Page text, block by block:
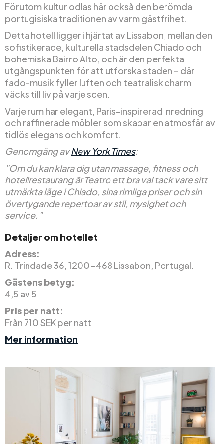
Förutom kultur odlas här också den berömda
portugisiska traditionen av varm gästfrihet.
Detta hotell ligger i hjärtat av Lissabon, mellan den
sofistikerade, kulturella stadsdelen Chiado och
bohemiska Bairro Alto, och är den perfekta
utgångspunkten för att utforska staden – där
fado-musik fyller luften och teatralisk charm
väcks till liv på varje scen.
Varje rum har elegant, Paris-inspirerad inredning
och raffinerade möbler som skapar en atmosfär av
tidlös elegans och komfort.
Genomgång avNew York Times:
”Om du kan klara dig utan massage, fitness och
hotellrestaurang är Teatro ett bra val tack vare sitt
utmärkta läge i Chiado, sina rimliga priser och sin
övertygande repertoar av stil, mysighet och
service.”
Detaljer om hotellet
Adress:
R. Trindade 36, 1200-468 Lissabon, Portugal.
Gästens betyg:
4,5 av 5
Pris per natt:
Från 710 SEK per natt
Mer information